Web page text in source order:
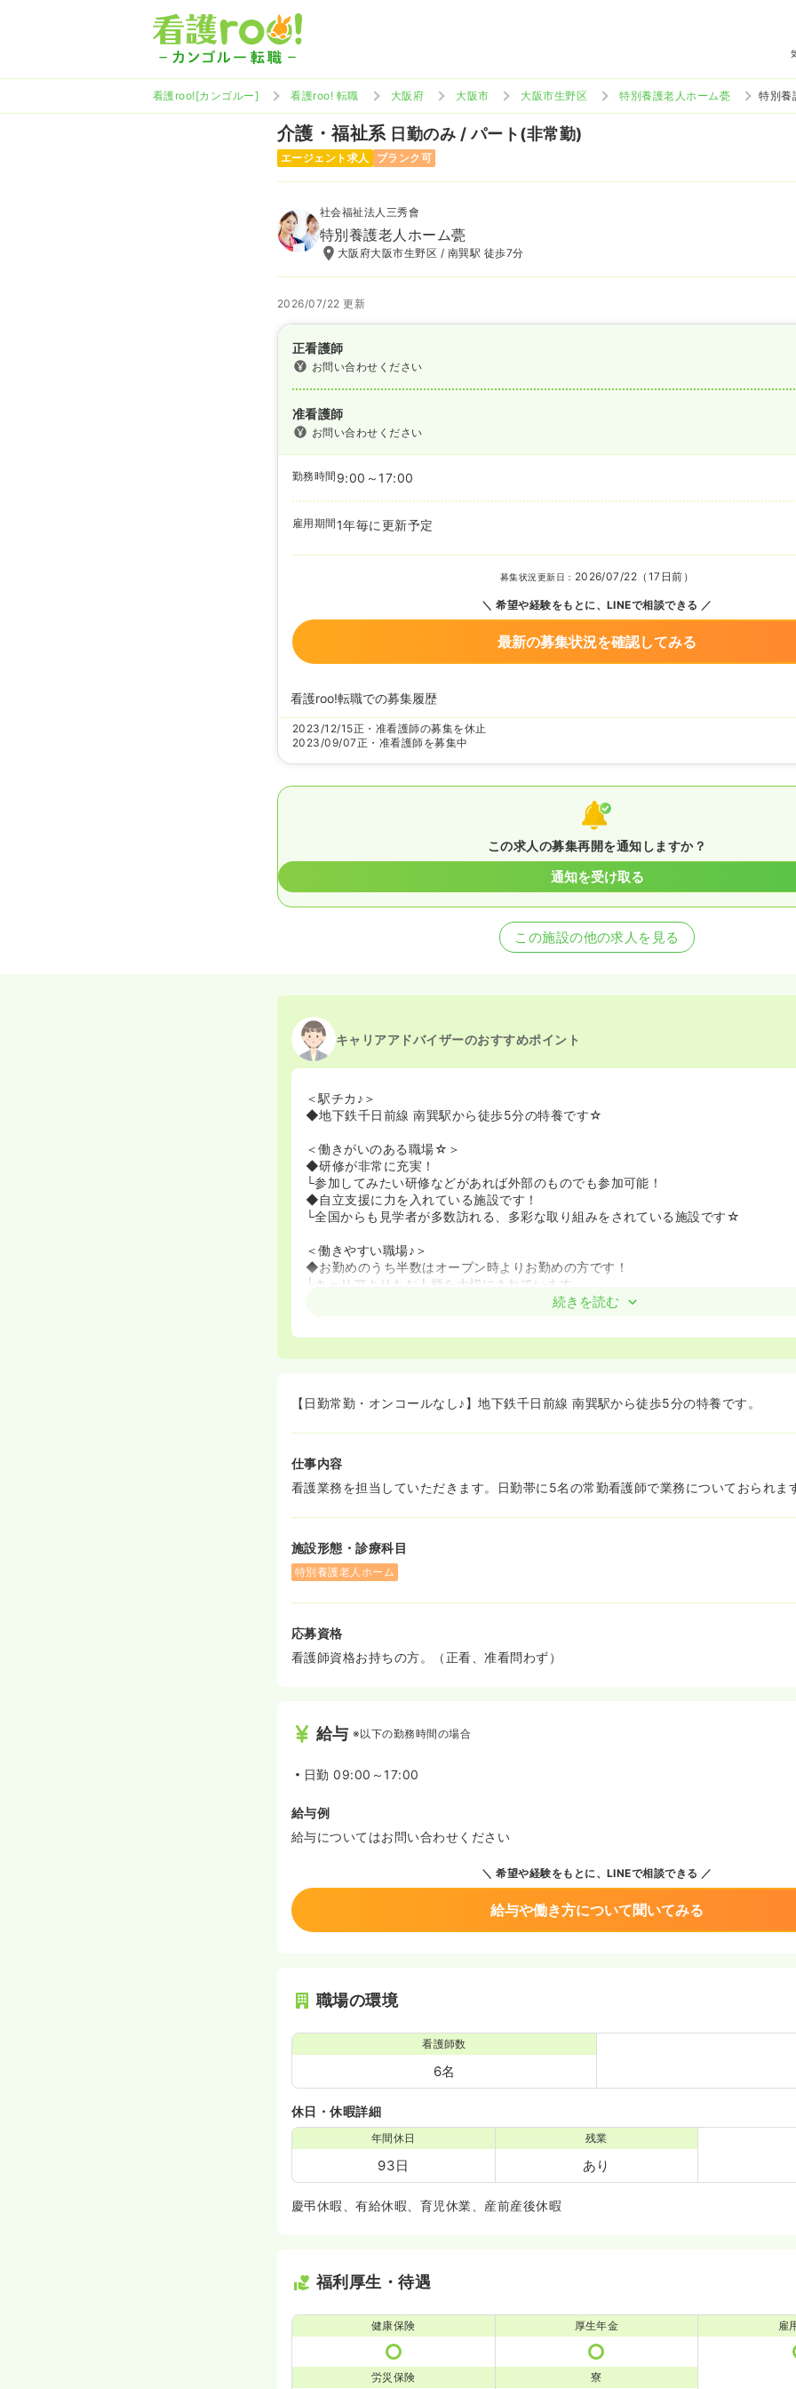
看護roo![カンゴルー] 看護roo! 転職 大阪府 大阪市 大阪市生野区 特別養護老人ホーム甍 特別養
介護・福祉系 日勤のみ / パート(非常勤)
エージェント求人 ブランク可
社会福祉法人三秀會
特別養護老人ホーム甍
大阪府大阪市生野区 / 南巽駅 徒歩7分
2026/07/22 更新
正看護師
お問い合わせください
准看護師
お問い合わせください
勤務時間 9:00～17:00
雇用期間 1年毎に更新予定
募集状況更新日： 2026/07/22（17日前）
希望や経験をもとに、LINEで相談できる
最新の募集状況を確認してみる
看護roo!転職での募集履歴
2023/12/15正・准看護師の募集を休止
2023/09/07正・准看護師を募集中
この求人の募集再開を通知しますか？
通知を受け取る
この施設の他の求人を見る
キャリアアドバイザーのおすすめポイント
＜駅チカ♪＞
◆地下鉄千日前線 南巽駅から徒歩5分の特養です☆
＜働きがいのある職場☆＞
◆研修が非常に充実！
└参加してみたい研修などがあれば外部のものでも参加可能！
◆自立支援に力を入れている施設です！
└全国からも見学者が多数訪れる、多彩な取り組みをされている施設です☆
＜働きやすい職場♪＞
◆お勤めのうち半数はオープン時よりお勤めの方です！
└キャリアよりもお人柄を大切にされています。
続きを読む
【日勤常勤・オンコールなし♪】地下鉄千日前線 南巽駅から徒歩5分の特養です。
仕事内容
看護業務を担当していただきます。日勤帯に5名の常勤看護師で業務についておられま
施設形態・診療科目
特別養護老人ホーム
応募資格
看護師資格お持ちの方。（正看、准看問わず）
給与 ※以下の勤務時間の場合
日勤 09:00～17:00
給与例
給与についてはお問い合わせください
希望や経験をもとに、LINEで相談できる
給与や働き方について聞いてみる
職場の環境
看護師数
6名
休日・休暇詳細
年間休日
93日
残業
あり
慶弔休暇、有給休暇、育児休業、産前産後休暇
福利厚生・待遇
健康保険 厚生年金 雇
労災保険 寮